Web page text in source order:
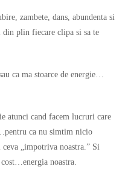
zambete, dans, abundenta si
plin fiecare clipa si sa te
ca ma stoarce de energie…
atunci cand facem lucruri care
ca nu simtim nicio
„impotriva noastra.” Si
noastra.